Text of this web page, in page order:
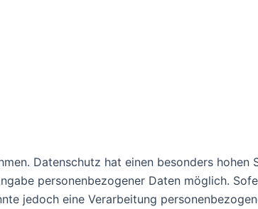
Datenschutz hat einen besonders
personenbezogener Daten möglich.
jedoch eine Verarbeitung